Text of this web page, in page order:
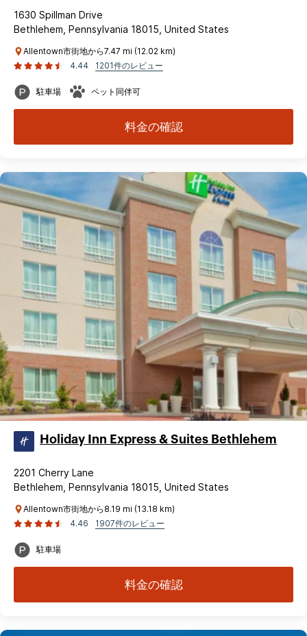
1630 Spillman Drive
Bethlehem, Pennsylvania 18015, United States
Allentown市街地から7.47 mi (12.02 km)
4.44
1201件のレビュー
駐車場 ペット同伴可
料金の確認
Holiday Inn Express & Suites Bethlehem
2201 Cherry Lane
Bethlehem, Pennsylvania 18015, United States
Allentown市街地から8.19 mi (13.18 km)
4.46
1907件のレビュー
駐車場
料金の確認